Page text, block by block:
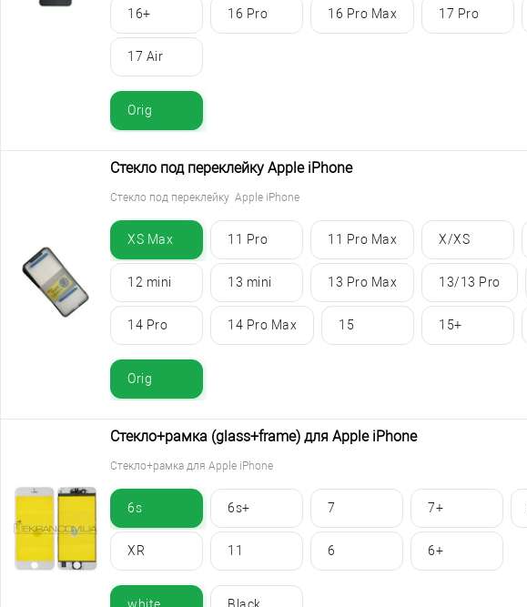
16+ 16 Pro 16 Pro Max 17 Pro
17 Air
Orig
Стекло под переклейку Apple iPhone
Стекло под переклейку Apple iPhone
XS Max 11 Pro 11 Pro Max X/XS
12 mini 13 mini 13 Pro Max 13/13 Pro
14 Pro 14 Pro Max 15 15+
Orig
Стекло+рамка (glass+frame) для Apple iPhone
Стекло+рамка для Apple iPhone
6s 6s+ 7 7+
XR 11 6 6+